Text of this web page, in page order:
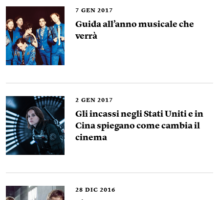
7 GEN 2017
Guida all’anno musicale che
verrà
2 GEN 2017
Gli incassi negli Stati Uniti e in
Cina spiegano come cambia il
cinema
28 DIC 2016